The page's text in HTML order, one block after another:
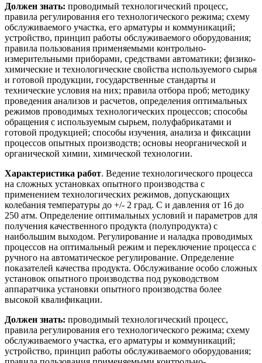
Должен знать: проводимый технологический процесс,
правила регулирования его технологического режима; схему
обслуживаемого участка, его арматуры и коммуникаций;
устройство, принцип работы обслуживаемого оборудования;
правила пользования применяемыми контрольно-
измерительными приборами, средствами автоматики; физико-
химические и технологические свойства используемого сырья
и готовой продукции, государственные стандарты и
технические условия на них; правила отбора проб; методику
проведения анализов и расчетов, определения оптимальных
режимов проводимых технологических процессов; способы
обращения с используемым сырьем, полуфабрикатами и
готовой продукцией; способы изучения, анализа и фиксации
процессов опытных производств; основы неорганической и
органической химии, химической технологии.
Характеристика работ. Ведение технологического процесса
на сложных установках опытного производства с
применением технологических режимов, допускающих
колебания температуры до +/- 2 град. C и давления от 16 до
250 атм. Определение оптимальных условий и параметров для
получения качественного продукта (полупродукта) с
наибольшим выходом. Регулирование и наладка проводимых
процессов на оптимальный режим и переключение процесса с
ручного на автоматическое регулирование. Определение
показателей качества продукта. Обслуживание особо сложных
установок опытного производства под руководством
аппаратчика установки опытного производства более
высокой квалификации.
Должен знать: проводимый технологический процесс,
правила регулирования его технологического режима; схему
обслуживаемого участка, его арматуры и коммуникаций;
устройство, принцип работы обслуживаемого оборудования;